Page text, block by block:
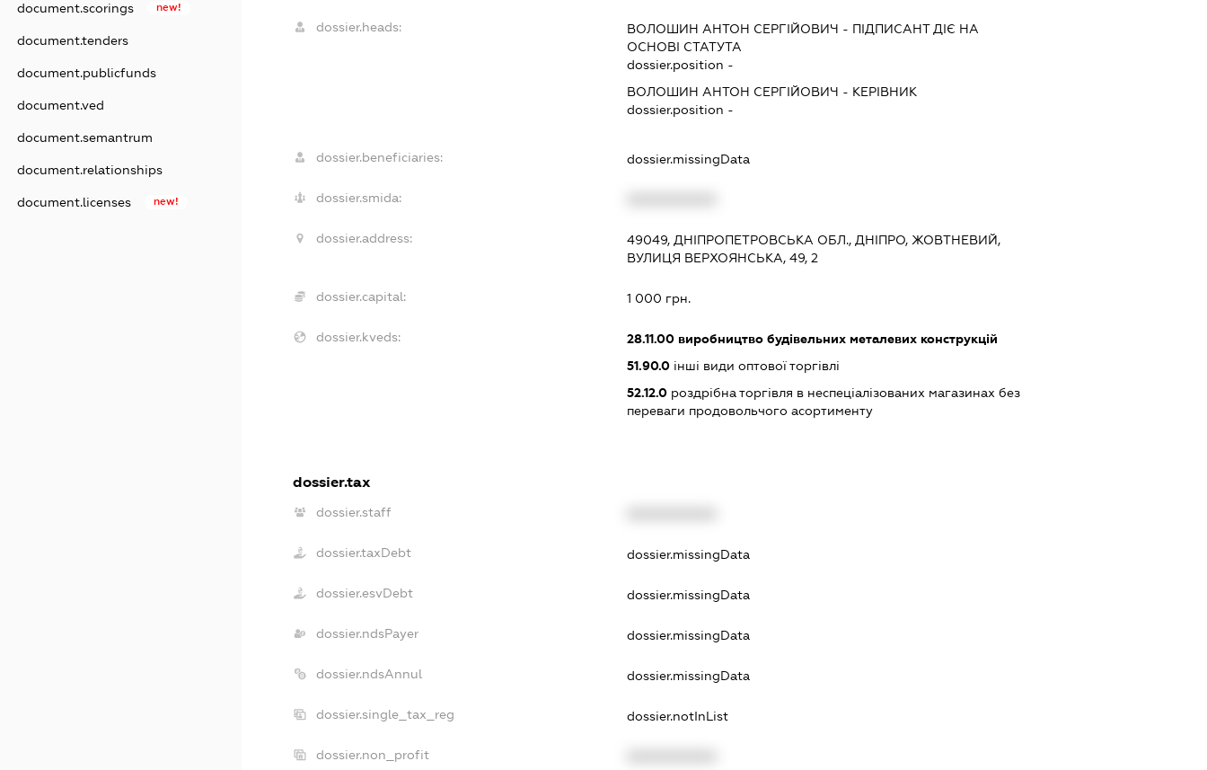
document.scorings new!
document.tenders
document.publicfunds
document.ved
document.semantrum
document.relationships
document.licenses new!
dossier.heads: ВОЛОШИН АНТОН СЕРГІЙОВИЧ - ПІДПИСАНТДІЄ НА
ОСНОВІ СТАТУТА
dossier.position -
ВОЛОШИН АНТОН СЕРГІЙОВИЧ - КЕРІВНИК
dossier.position -
dossier.beneficiaries: dossier.missingData
dossier.smida:
dossier.address:
49049, ДНІПРОПЕТРОВСЬКА ОБЛ., ДНІПРО, ЖОВТНЕВИЙ,
ВУЛИЦЯ ВЕРХОЯНСЬКА, 49, 2
dossier.capital: 1 000 грн.
dossier.kveds: 28.11.00виробництво будівельних металевих конструкцій
51.90.0інші види оптової торгівлі
52.12.0роздрібна торгівля в неспеціалізованих магазинах без
переваги продовольчого асортименту
dossier.tax
dossier.staff
dossier.taxDebt dossier.missingData
dossier.esvDebt dossier.missingData
dossier.ndsPayer dossier.missingData
dossier.ndsAnnul dossier.missingData
dossier.single_tax_reg dossier.notInList
dossier.non_profit